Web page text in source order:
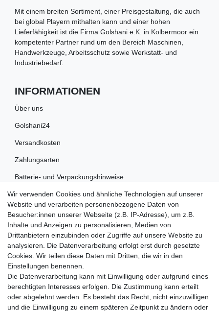
Mit einem breiten Sortiment, einer Preisgestaltung, die auch
bei global Playern mithalten kann und einer hohen
Lieferfähigkeit ist die Firma Golshani e.K. in Kolbermoor ein
kompetenter Partner rund um den Bereich Maschinen,
Handwerkzeuge, Arbeitsschutz sowie Werkstatt- und
Industriebedarf.
INFORMATIONEN
Über uns
Golshani24
Versandkosten
Zahlungsarten
Batterie- und Verpackungshinweise
RECHTLICHES
Impressum
Datenschutz
Widerrufsrecht
AGB
Widerrufsformular
Wir verwenden Cookies und ähnliche Technologien auf unserer
Website und verarbeiten personenbezogene Daten von
Besucher:innen unserer Webseite (z.B. IP-Adresse), um z.B.
Inhalte und Anzeigen zu personalisieren, Medien von
Drittanbietern einzubinden oder Zugriffe auf unsere Website zu
analysieren. Die Datenverarbeitung erfolgt erst durch gesetzte
Cookies. Wir teilen diese Daten mit Dritten, die wir in den
Einstellungen benennen.
Die Datenverarbeitung kann mit Einwilligung oder aufgrund eines
berechtigten Interesses erfolgen. Die Zustimmung kann erteilt
oder abgelehnt werden. Es besteht das Recht, nicht einzuwilligen
und die Einwilligung zu einem späteren Zeitpunkt zu ändern oder